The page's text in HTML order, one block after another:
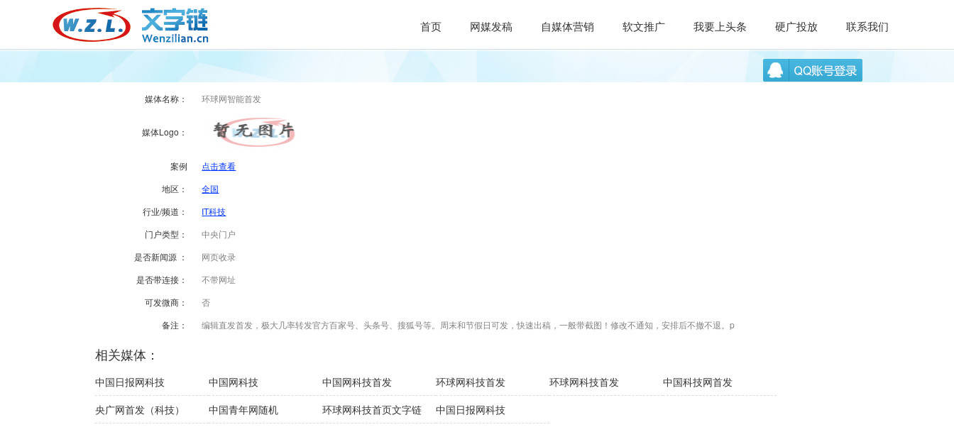
首页 网媒发稿 自媒体营销 软文推广 我要上头条 硬广投放 联系我们
媒体名称： 环球网智能首发
媒体Logo：
案例
点击查看
地区：
全国
行业/频道：
IT科技
门户类型：
中央门户
是否新闻源 ：
网页收录
是否带连接：
不带网址
可发微商：
否
备注：
编辑直发首发，极大几率转发官方百家号、头条号、搜狐号等。周末和节假日可发，快速出稿，一般带截图！修改不通知，安排后不撤不退。p
相关媒体：
中国日报网科技 中国网科技 中国网科技首发 环球网科技首发 环球网科技首发
中国科技网首发
央广网首发（科技）
中国青年网随机 环球网科技首页文字链 中国日报网科技